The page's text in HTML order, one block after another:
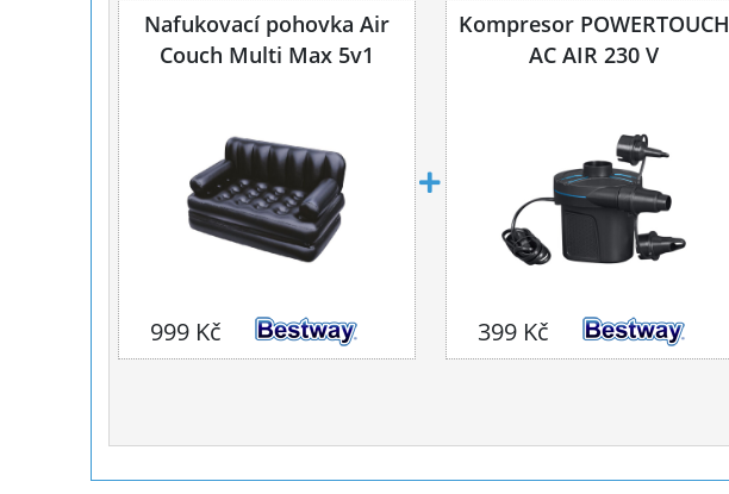
Nafukovací pohovka Air
Couch Multi Max 5v1
999 Kč
Kompresor POWERTOUCH
AC AIR 230 V
399 Kč